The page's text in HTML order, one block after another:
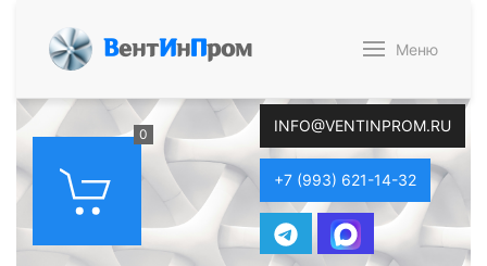
ВентИнПром Меню
0 INFO@VENTINPROM.RU
+7 (993) 621-14-32